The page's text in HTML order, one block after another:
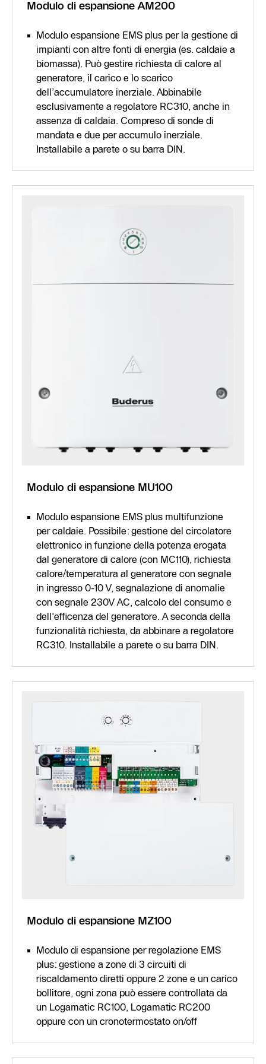
Modulo di espansione AM200
Modulo espansione EMS plus per la gestione di
impianti con altre fonti di energia (es. caldaie a
biomassa). Può gestire richiesta di calore al
generatore, il carico e lo scarico
dell’accumulatore inerziale. Abbinabile
esclusivamente a regolatore RC310, anche in
assenza di caldaia. Compreso di sonde di
mandata e due per accumulo inerziale.
Installabile a parete o su barra DIN.
Modulo di espansione MU100
Modulo espansione EMS plus multifunzione
per caldaie. Possibile: gestione del circolatore
elettronico in funzione della potenza erogata
dal generatore di calore (con MC110), richiesta
calore/temperatura al generatore con segnale
in ingresso 0-10 V, segnalazione di anomalie
con segnale 230V AC, calcolo del consumo e
dell'efficenza del generatore. A seconda della
funzionalità richiesta, da abbinare a regolatore
RC310. Installabile a parete o su barra DIN.
Modulo di espansione MZ100
Modulo di espansione per regolazione EMS
plus: gestione a zone di 3 circuiti di
riscaldamento diretti oppure 2 zone e un carico
bollitore, ogni zona può essere controllata da
un Logamatic RC100, Logamatic RC200
oppure con un cronotermostato on/off